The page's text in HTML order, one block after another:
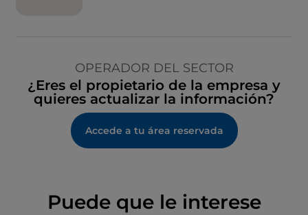
OPERADOR DEL SECTOR
¿Eres el propietario de la empresa y
quieres actualizar la información?
Accede a tu área reservada
Puede que le interese